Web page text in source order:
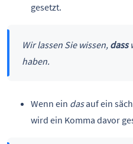
gesetzt.
Wir lassen Sie wissen, dass
haben.
Wenn ein dasauf ein
wird ein Komma davor